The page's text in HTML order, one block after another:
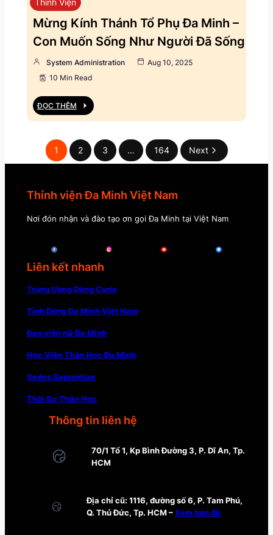
Thỉnh Viện
Mừng Kính Thánh Tổ Phụ Đa Minh –
Con Muốn Sống Như Người Đã Sống
System Administration
Aug 10, 2025
10 Min Read
ĐỌC THÊM
1 2 3 … 164 Next
Thỉnh viện Đa Minh Việt Nam
Nơi đón nhận và đào tạo ơn gọi Đa Minh tại Việt Nam
Liên kết nhanh
Trung Ương Dòng Curia
Tỉnh Dòng Đa Minh Việt Nam
Đan viện nữ Đa Minh
Học Viện Thần Học Đa Minh
Sedes Sapientiae
Thời Sự Thần Học
Thông tin liên hệ
70/1 Tổ 1, Kp Bình Đường 3, P. Dĩ An, Tp.
HCM
Địa chỉ cũ: 1116, đường số 6, P. Tam Phú,
Q. Thủ Đức, Tp. HCM –Xem bản đồ